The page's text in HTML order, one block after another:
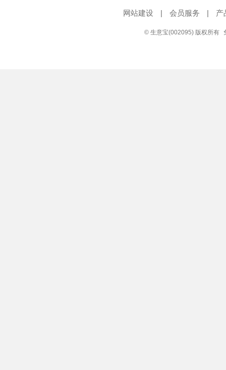
网站建设 | 会员服务 | 产
© 生意宝(002095) 版权所有